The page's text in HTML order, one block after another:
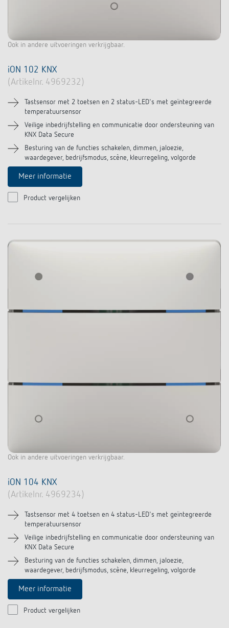
Ook in andere uitvoeringen verkrijgbaar.
iON 102 KNX
(Artikelnr. 4969232)
Tastsensor met 2 toetsen en 2 status-LED's met geïntegreerde
temperatuursensor
Veilige inbedrijfstelling en communicatie door ondersteuning van
KNX Data Secure
Besturing van de functies schakelen, dimmen, jaloezie,
waardegever, bedrijfsmodus, scène, kleurregeling, volgorde
Meer informatie
Product vergelijken
Ook in andere uitvoeringen verkrijgbaar.
iON 104 KNX
(Artikelnr. 4969234)
Tastsensor met 4 toetsen en 4 status-LED's met geïntegreerde
temperatuursensor
Veilige inbedrijfstelling en communicatie door ondersteuning van
KNX Data Secure
Besturing van de functies schakelen, dimmen, jaloezie,
waardegever, bedrijfsmodus, scène, kleurregeling, volgorde
Meer informatie
Product vergelijken